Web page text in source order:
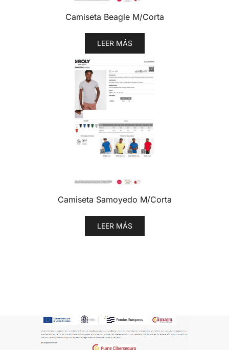
Camiseta Beagle M/Corta
LEER MÁS
Camiseta Samoyedo M/Corta
LEER MÁS